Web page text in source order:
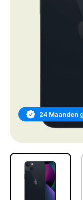
24 Maanden